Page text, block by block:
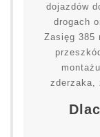
dojazdów
drogach
Zasięg 385
zderzaka,